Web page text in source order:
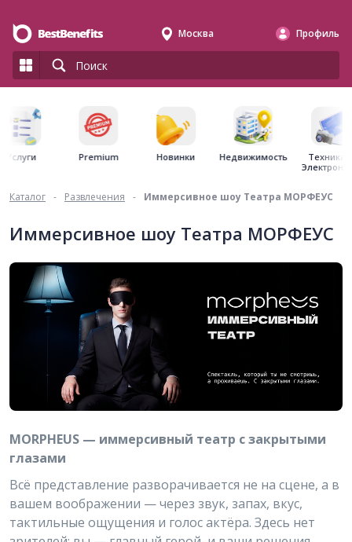
Москва Профиль
Услуги Premium Новинки Недвижимость
Техника
Каталог - Развлечения - Иммерсивное шоу Театра МОРФЕУС
Иммерсивное шоу Театра МОРФЕУС
MORPHEUS — иммерсивный театр с закрытыми
глазами
Всё представление разворачивается не на сцене, а в
вашем воображении — через звук, запах, вкус,
тактильные ощущения и голос актёра. Здесь нет